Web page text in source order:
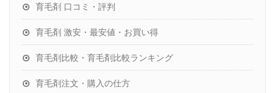
育毛剤 口コミ・評判
育毛剤 激安・最安値・お買い得
育毛剤比較・育毛剤比較ランキング
育毛剤注文・購入の仕方